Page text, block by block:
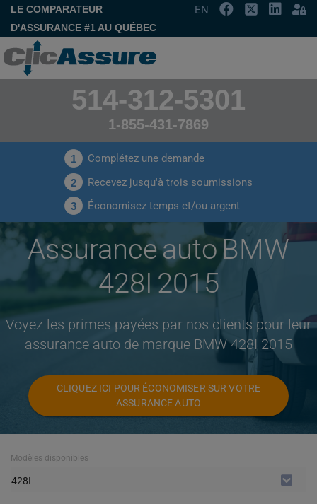
LE COMPARATEUR
D'ASSURANCE #1 AU QUÉBEC
EN
514-312-5301
1-855-431-7869
1 Complétez une demande
2 Recevez jusqu'à trois soumissions
3 Économisez temps et/ou argent
Assurance auto BMW
428I 2015
Voyez les primes payées par nos clients pour leur
assurance auto de marque BMW 428I 2015
CLIQUEZ ICI POUR ÉCONOMISER SUR VOTRE
ASSURANCE AUTO
Modèles disponibles
428I